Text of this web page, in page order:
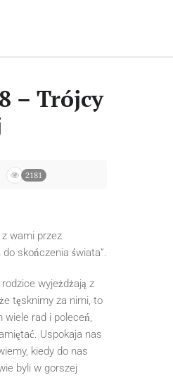
– Trójcy
2181
wami przez
skończenia świata”.
wyjeżdżają z
tęsknimy za nimi, to
wiele rad i poleceń,
Uspokaja nas
kiedy do nas
byli w gorszej